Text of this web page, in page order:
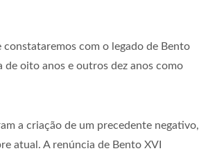
com o legado de Bento
oito anos e outros dez anos como
a criação de um precedente negativo,
atual. A renúncia de Bento XVI